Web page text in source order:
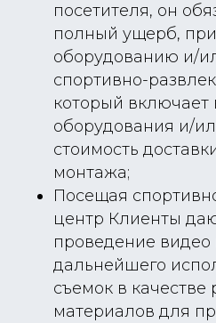
посетителя, он
полный ущерб,
оборудованию и/
спортивно-
который включает
оборудования и/
стоимость
монтажа;
Посещая
центр Клиенты
проведение
дальнейшего
съемок в
материалов для